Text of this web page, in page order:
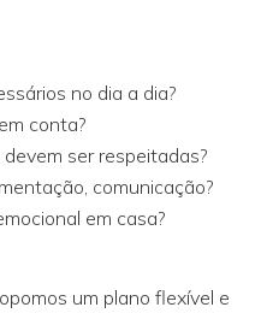
no dia a dia?
conta?
ser respeitadas?
comunicação?
em casa?
um plano flexível e